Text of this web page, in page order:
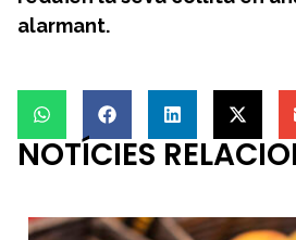
alarmant.
NOTÍCIES